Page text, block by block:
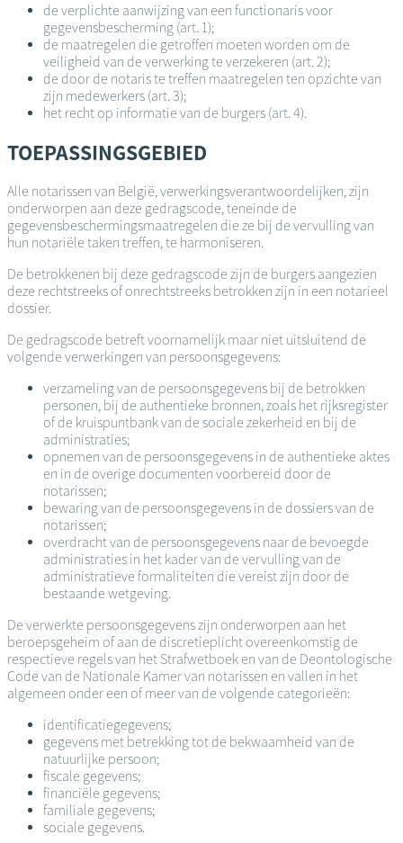
de verplichte aanwijzing van een functionaris voor
gegevensbescherming (art. 1);
de maatregelen die getroffen moeten worden om de
veiligheid van de verwerking te verzekeren (art. 2);
de door de notaris te treffen maatregelen ten opzichte van
zijn medewerkers (art. 3);
het recht op informatie van de burgers (art. 4).
TOEPASSINGSGEBIED
Alle notarissen van België, verwerkingsverantwoordelijken, zijn
onderworpen aan deze gedragscode, teneinde de
gegevensbeschermingsmaatregelen die ze bij de vervulling van
hun notariële taken treffen, te harmoniseren.
De betrokkenen bij deze gedragscode zijn de burgers aangezien
deze rechtstreeks of onrechtstreeks betrokken zijn in een notarieel
dossier.
De gedragscode betreft voornamelijk maar niet uitsluitend de
volgende verwerkingen van persoonsgegevens:
verzameling van de persoonsgegevens bij de betrokken
personen, bij de authentieke bronnen, zoals het rijksregister
of de kruispuntbank van de sociale zekerheid en bij de
administraties;
opnemen van de persoonsgegevens in de authentieke aktes
en in de overige documenten voorbereid door de
notarissen;
bewaring van de persoonsgegevens in de dossiers van de
notarissen;
overdracht van de persoonsgegevens naar de bevoegde
administraties in het kader van de vervulling van de
administratieve formaliteiten die vereist zijn door de
bestaande wetgeving.
De verwerkte persoonsgegevens zijn onderworpen aan het
beroepsgeheim of aan de discretieplicht overeenkomstig de
respectieve regels van het Strafwetboek en van de Deontologische
Code van de Nationale Kamer van notarissen en vallen in het
algemeen onder een of meer van de volgende categorieën:
identificatiegegevens;
gegevens met betrekking tot de bekwaamheid van de
natuurlijke persoon;
fiscale gegevens;
financiële gegevens;
familiale gegevens;
sociale gegevens.